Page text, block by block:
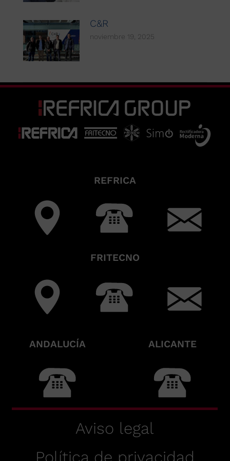
C&R
noviembre 19, 2025
FRITECNO
Aviso legal
Política de privacidad
REFRICA
ALICANTE
ANDALUCÍA